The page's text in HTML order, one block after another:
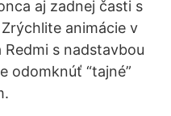
aj zadnej časti s
animácie v
s nadstavbou
odomknúť “tajné”